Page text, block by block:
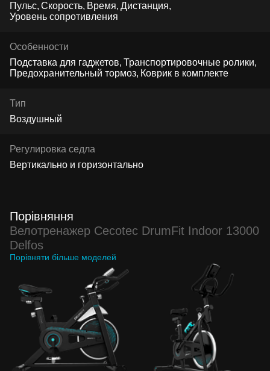
Пульс Скорость Время Дистанция
Уровень сопротивления
Особенности
Подставка для гаджетов Транспортировочные ролики
Предохранительный тормоз Коврик в комплекте
Тип
Воздушный
Регулировка седла
Вертикально и горизонтально
Порівняння
Велотренажер Cecotec DrumFit Indoor 13000
Delfos
Порівняти більше моделей